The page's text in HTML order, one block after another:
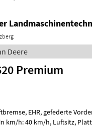
Deere
Premium
EHR, gefederte
km/h: 40 km/h, Luftsitz,